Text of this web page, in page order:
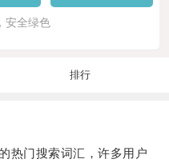
安全绿色
排行
门搜索词汇，许多用户